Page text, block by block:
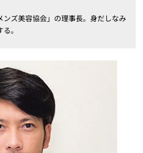
ンズ美容協会」の理事長。身だしなみ
。